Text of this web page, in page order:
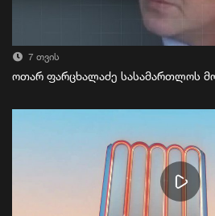
7 თვის
ოთარ ფარცხალაძე სასამართლოს